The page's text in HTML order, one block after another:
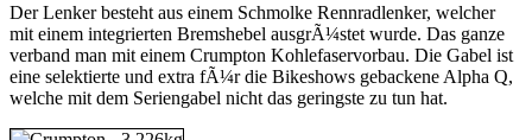
Der Lenker besteht aus einem Schmolke Rennradlenker, welcher
mit einem integrierten Bremshebel ausgrÃ¼stet wurde. Das ganze
verband man mit einem Crumpton Kohlefaservorbau. Die Gabel ist
eine selektierte und extra fÃ¼r die Bikeshows gebackene Alpha Q,
welche mit dem Seriengabel nicht das geringste zu tun hat.